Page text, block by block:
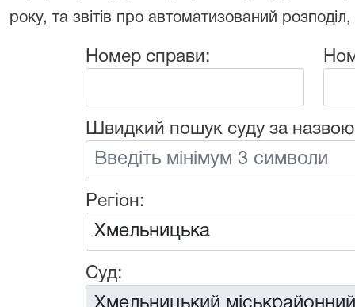
року, та звітів про автоматизований
Номер справи:
Швидкий пошук суду за
Регіон:
Суд: